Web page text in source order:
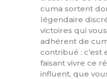
cuma sortent
légendaire
victoires qui
adhérent de
contribué : c’est
faisant vivre ce
influent, que